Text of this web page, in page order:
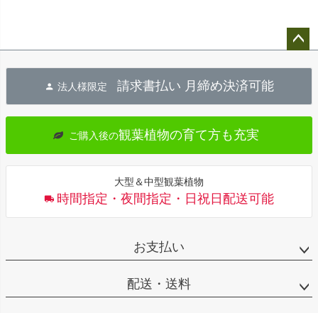
へ
法人様限定 請求書払い 月締め決済可能
ご購入後の観葉植物の育て方も充実
大型＆中型観葉植物
時間指定・夜間指定・日祝日配送可能
お支払い
配送・送料